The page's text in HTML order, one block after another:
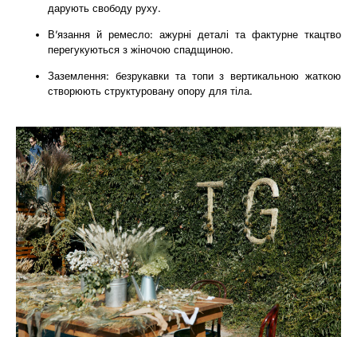
дарують свободу руху.
В’язання й ремесло: ажурні деталі та фактурне ткацтво
перегукуються з жіночою спадщиною.
Заземлення: безрукавки та топи з вертикальною жаткою
створюють структуровану опору для тіла.